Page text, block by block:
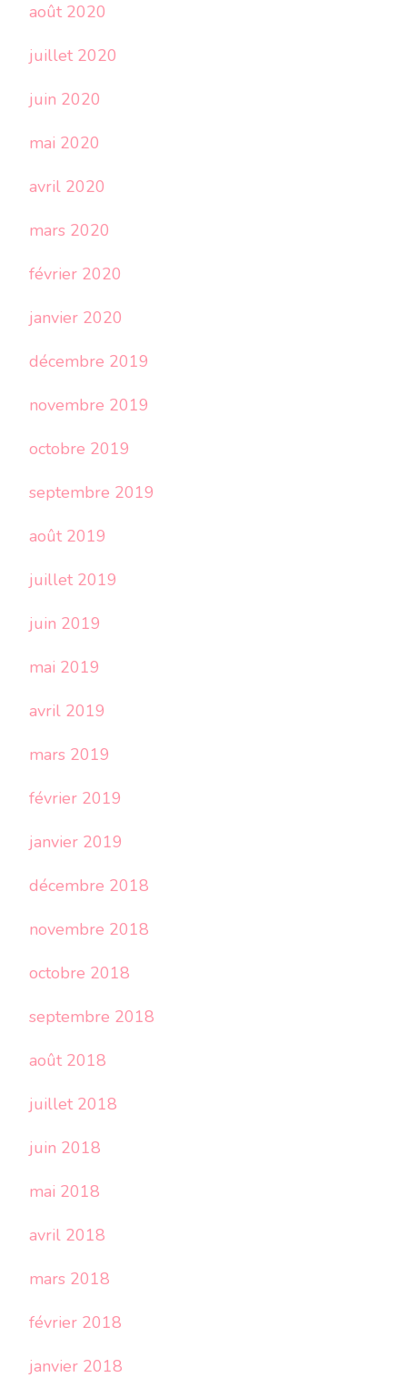
août 2020
juillet 2020
juin 2020
mai 2020
avril 2020
mars 2020
février 2020
janvier 2020
décembre 2019
novembre 2019
octobre 2019
septembre 2019
août 2019
juillet 2019
juin 2019
mai 2019
avril 2019
mars 2019
février 2019
janvier 2019
décembre 2018
novembre 2018
octobre 2018
septembre 2018
août 2018
juillet 2018
juin 2018
mai 2018
avril 2018
mars 2018
février 2018
janvier 2018